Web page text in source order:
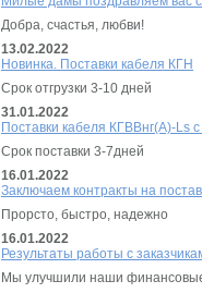
Добра, счастья, любви!
13.02.2022
Новинка. Поставки кабеля КГН
Срок отгрузки 3-10 дней
31.01.2022
Поставки кабеля КГВВнг(А)-Ls
Срок поставки 3-7дней
16.01.2022
Заключаем контракты на
Прорсто, быстро, надежно
16.01.2022
Результаты работы с
Мы улучшили наши